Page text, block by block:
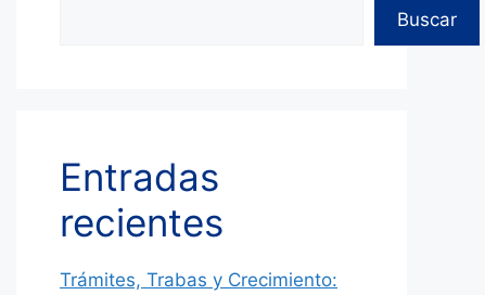
Buscar
Entradas
recientes
Trámites, Trabas y Crecimiento: